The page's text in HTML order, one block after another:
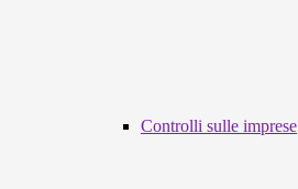
Controlli sulle imprese